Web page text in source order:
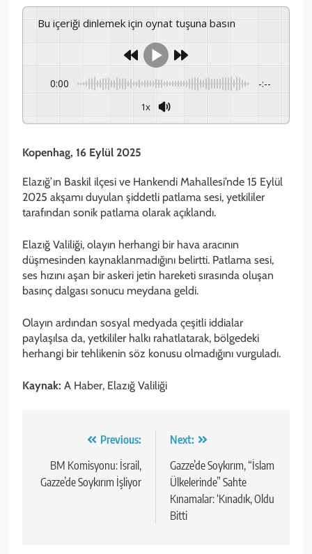
Bu içeriği dinlemek için oynat tuşuna basın
0:00 -:--
1x
Kopenhag, 16 Eylül 2025
Elazığ’ın Baskil ilçesi ve Hankendi Mahallesi’nde 15 Eylül
2025 akşamı duyulan şiddetli patlama sesi, yetkililer
tarafından sonik patlama olarak açıklandı.
Elazığ Valiliği, olayın herhangi bir hava aracının
düşmesinden kaynaklanmadığını belirtti. Patlama sesi,
ses hızını aşan bir askeri jetin hareketi sırasında oluşan
basınç dalgası sonucu meydana geldi.
Olayın ardından sosyal medyada çeşitli iddialar
paylaşılsa da, yetkililer halkı rahatlatarak, bölgedeki
herhangi bir tehlikenin söz konusu olmadığını vurguladı.
Kaynak: A Haber, Elazığ Valiliği
gezinmesi
Previous:
BM Komisyonu: İsrail,
Gazze’de Soykırım İşliyor
Next:
Gazze’de Soykırım, “İslam
Ülkelerinde” Sahte
Kınamalar: ‘Kınadık, Oldu
Bitti